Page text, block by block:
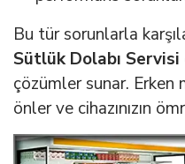
Bu tür sorunlarla
Sütlük Dolabı Servisi
çözümler sunar. Erken
önler ve cihazınızın